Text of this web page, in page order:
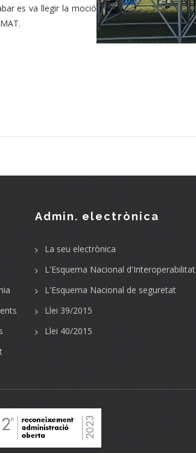
es va llegir la moció
Admin. electrònica
La seu electrònica
L'Esquema Nacional d'Interoperabilitat
L'Esquema Nacional de seguretat
Llei 39/2015
Llei 40/2015